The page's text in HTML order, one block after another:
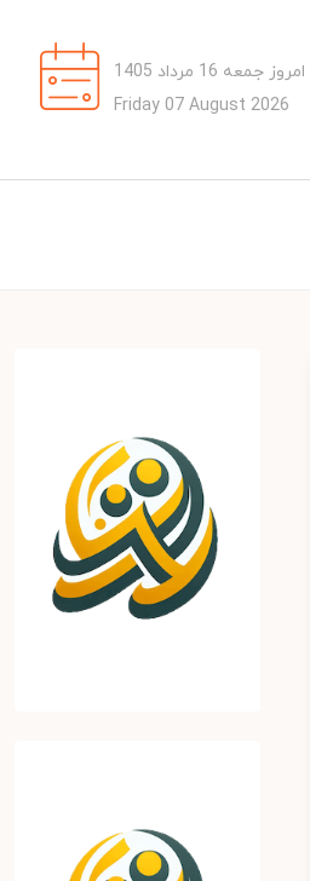
امروز جمعه 16 مرداد 1405
Friday 07 August 2026